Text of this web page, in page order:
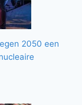
2050 een